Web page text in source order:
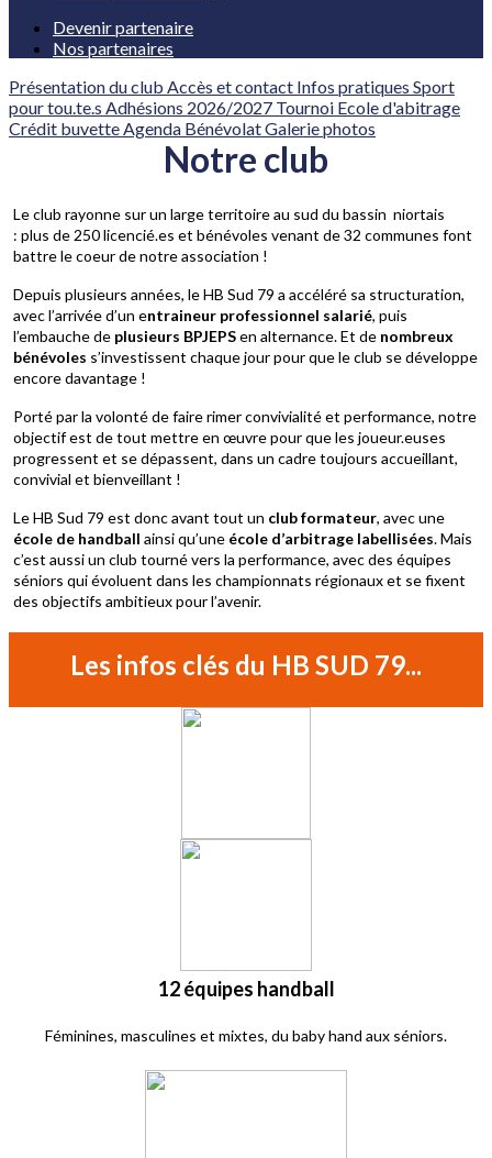
Devenir partenaire
Nos partenaires
Présentation du club Accès et contact Infos pratiques Sport
pour tou.te.s Adhésions 2026/2027 Tournoi Ecole d'abitrage
Crédit buvetteAgenda BénévolatGalerie photos
Notre club
Le club rayonne sur un large territoire au sud du bassin niortais
: plus de 250 licencié.es et bénévoles venant de 32 communes font
battre le coeur de notre association !
Depuis plusieurs années, le HB Sud 79 a accéléré sa structuration,
avec l’arrivée d’un entraineur professionnel salarié, puis
l’embauche de plusieurs BPJEPSen alternance. Et de nombreux
bénévoles s’investissent chaque jour pour que le club se développe
encore davantage !
Porté par la volonté de faire rimer convivialité et performance, notre
objectif est de tout mettre en œuvre pour que les joueur.euses
progressent et se dépassent, dans un cadre toujours accueillant,
convivial et bienveillant !
Le HB Sud 79 est donc avant tout un club formateur, avec une
école de handball ainsi qu’une école d’arbitrage labellisées. Mais
c’est aussi un club tourné vers la performance, avec des équipes
séniors qui évoluent dans les championnats régionaux et se fixent
des objectifs ambitieux pour l’avenir.
Les infos clés du HB SUD 79...
12 équipes handball
Féminines, masculines et mixtes, du baby hand aux séniors.